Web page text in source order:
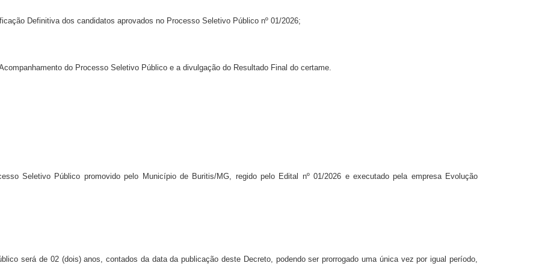
Definitiva dos candidatos aprovados no Processo Seletivo Público nº 01/2026;
do Processo Seletivo Público e a divulgação do Resultado Final do certame.
Seletivo Público promovido pelo Município de Buritis/MG, regido pelo Edital nº 01/2026 e executado pela empresa Evolução
será de 02 (dois) anos, contados da data da publicação deste Decreto, podendo ser prorrogado uma única vez por igual período,